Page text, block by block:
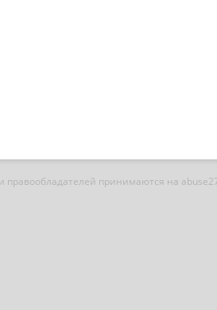
правообладателей принимаются на